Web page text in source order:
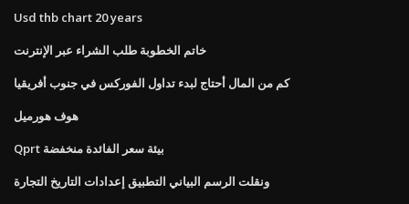
Usd thb chart 20 years
خاتم الخطوبة طلب الشراء عبر الإنترنت
كم من المال أحتاج لبدء تداول الفوركس في جنوب أفريقيا
هوف هورميل
Qprt بيئة سعر الفائدة منخفضة
ونقلت الرسم البياني التطبيق إعدادات التاريخ التجارة